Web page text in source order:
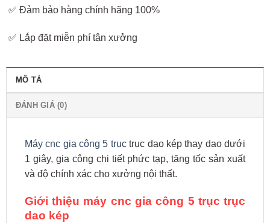
✅ Đảm bảo hàng chính hãng 100%
✅ Lắp đặt miễn phí tận xưởng
MÔ TẢ
ĐÁNH GIÁ (0)
Máy cnc gia công 5 trụctrục dao kép thay dao dưới
1 giây, gia công chi tiết phức tạp, tăng tốc sản xuất
và độ chính xác cho xưởng nội thất.
Giới thiệu máy cnc gia công 5 trục trục
dao kép